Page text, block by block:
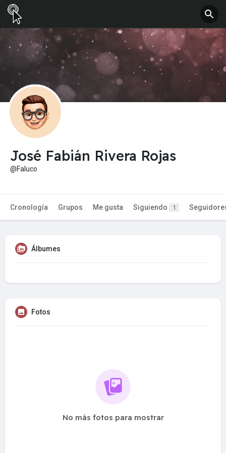
José Fabián Rivera Rojas
@Faluco
Cronología Grupos Me gusta Siguiendo 1
Álbumes
Fotos
No más fotos para mostrar